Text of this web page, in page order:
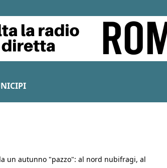
un autunno "pazzo": al nord nubifragi, al